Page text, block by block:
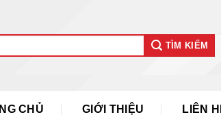
TÌM KIẾM
CHỦ GIỚI THIỆU LIÊN